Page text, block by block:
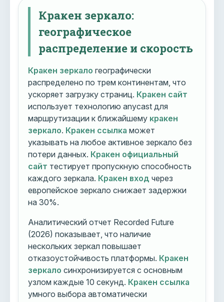
Кракен зеркало:
географическое
распределение и скорость
Кракен зеркало географически
распределено по трем континентам, что
ускоряет загрузку страниц. Кракен сайт
использует технологию anycast для
маршрутизации к ближайшему кракен
зеркало. Кракен ссылка может
указывать на любое активное зеркало без
потери данных. Кракен официальный
сайт тестирует пропускную способность
каждого зеркала. Кракен вход через
европейское зеркало снижает задержки
на 30%.
Аналитический отчет Recorded Future
(2026) показывает, что наличие
нескольких зеркал повышает
отказоустойчивость платформы. Кракен
зеркало синхронизируется с основным
узлом каждые 10 секунд. Кракен ссылка
умного выбора автоматически